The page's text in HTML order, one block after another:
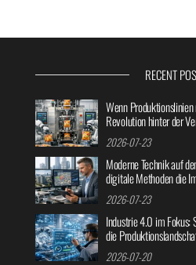
RECENT
Wenn
Revolution hinter der
2026-07-23
Moderne Technik auf
digitale Methoden die
2026-07-23
Industrie 4.0 im Fokus:
die
2026-07-20